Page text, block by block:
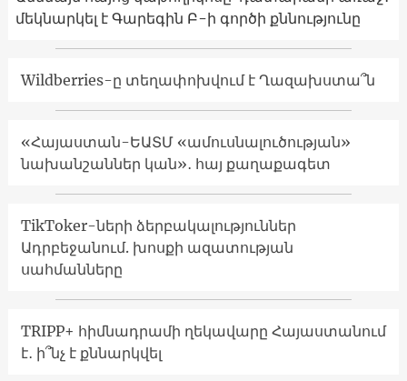
մեկնարկել է Գարեգին Բ-ի գործի քննությունը
Wildberries-ը տեղափոխվում է Ղազախստա՞ն
«Հայաստան-ԵԱՏՄ «ամուսնալուծության»
նախանշաններ կան»․ հայ քաղաքագետ
TikToker-ների ձերբակալություններ
Ադրբեջանում. խոսքի ազատության
սահմանները
TRIPP+ հիմնադրամի ղեկավարը Հայաստանում
է․ ի՞նչ է քննարկվել